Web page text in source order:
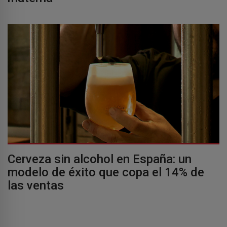
Cerveza sin alcohol en España: un
modelo de éxito que copa el 14% de
las ventas